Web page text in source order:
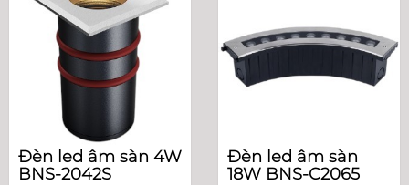
Đèn led âm sàn 4W
BNS-2042S
Đèn led âm sàn
18W BNS-C2065